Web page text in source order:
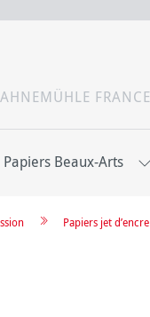
FRANCE
Papiers Beaux-Arts
Papiers jet